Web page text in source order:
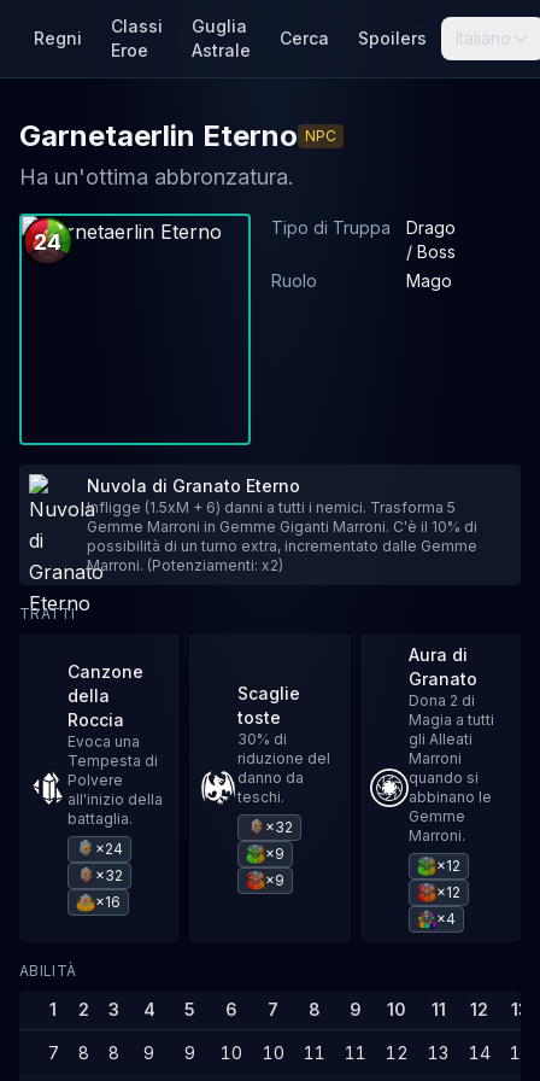
Regni
Classi
Eroe
Guglia
Astrale
Cerca Spoilers Italiano
Garnetaerlin Eterno NPC
Ha un'ottima abbronzatura.
24
Tipo di Truppa
Drago
/ Boss
Ruolo
Mago
Nuvola di Granato Eterno
Infligge (1.5xM + 6) danni a tutti i nemici. Trasforma 5
Gemme Marroni in Gemme Giganti Marroni. C'è il 10% di
possibilità di un turno extra, incrementato dalle Gemme
Marroni. (Potenziamenti: x2)
TRATTI
Canzone
della
Roccia
Evoca una
Tempesta di
Polvere
all'inizio della
battaglia.
×24
×32
×16
Scaglie
toste
30% di
riduzione del
danno da
teschi.
×32
×9
×9
Aura di
Granato
Dona 2 di
Magia a tutti
gli Alleati
Marroni
quando si
abbinano le
Gemme
Marroni.
×12
×12
×4
ABILITÀ
1 2 3 4 5 6 7 8 9 10 11 12 13
7 8 8 9 9 10 10 11 11 12 13 14 14